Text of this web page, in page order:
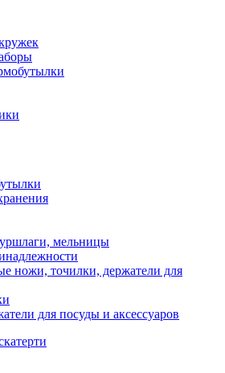
мельницы
ножи, точилки, держатели для
для посуды и аксессуаров